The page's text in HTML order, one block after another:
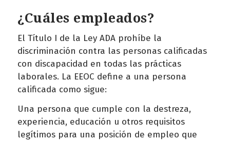
¿Cuáles empleados?
El Título I de la Ley ADA prohíbe la
discriminación contra las personas calificadas
con discapacidad en todas las prácticas
laborales. La EEOC define a una persona
calificada como sigue:
Una persona que cumple con la destreza,
experiencia, educación u otros requisitos
legítimos para una posición de empleo que